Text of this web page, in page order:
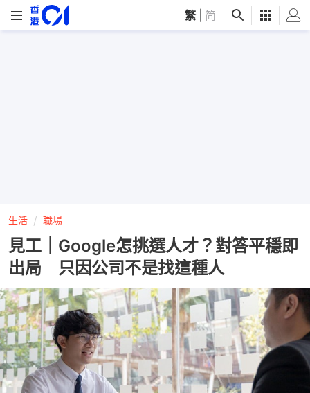
繁 简
生活 職場
見工｜Google怎挑選人才？對答平穩即
出局 只因公司不是找這種人